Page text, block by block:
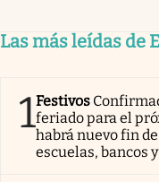
Las más leídas de
1Festivos
feriado para el
habrá nuevo fin
escuelas, bancos